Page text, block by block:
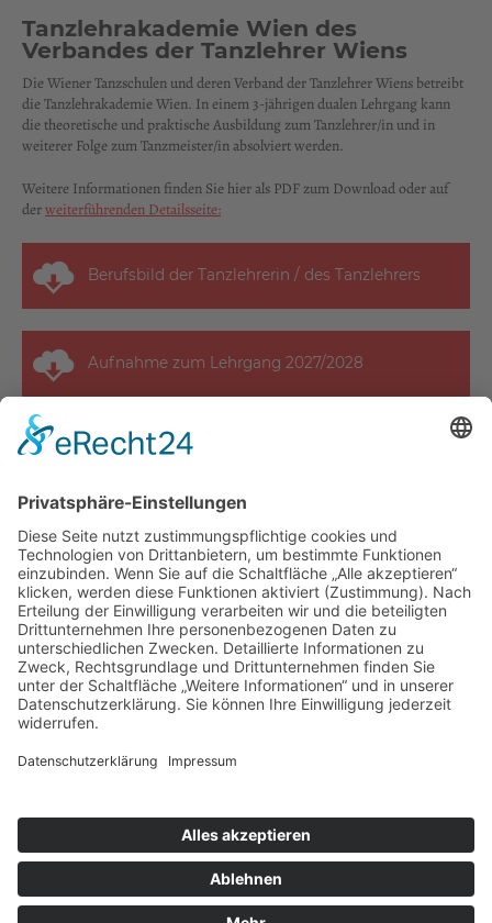
Tanzlehrakademie Wien des
Verbandes der Tanzlehrer Wiens
Die Wiener Tanzschulen und deren Verband der Tanzlehrer Wiens betreibt
die Tanzlehrakademie Wien. In einem 3-jährigen dualen Lehrgang kann
die theoretische und praktische Ausbildung zum Tanzlehrer/in und in
weiterer Folge zum Tanzmeister/in absolviert werden.
Weitere Informationen finden Sie hier als PDF zum Download oder auf
derweiterführenden Detailsseite:
Berufsbild der Tanzlehrerin / des Tanzlehrers
Aufnahme zum Lehrgang 2027/2028
Stundenplan für den Lehrgang 2026/2027
Ausbildungsordnung Tanzlehrakademie
Anmeldung zum Tanzmeisterlehrgang
2026/2027